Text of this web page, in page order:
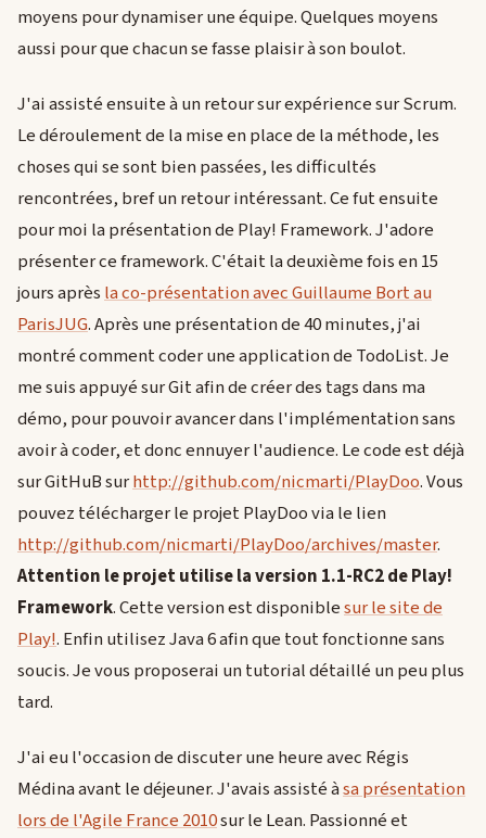
moyens pour dynamiser une équipe. Quelques moyens
aussi pour que chacun se fasse plaisir à son boulot.
J'ai assisté ensuite à un retour sur expérience sur Scrum.
Le déroulement de la mise en place de la méthode, les
choses qui se sont bien passées, les difficultés
rencontrées, bref un retour intéressant. Ce fut ensuite
pour moi la présentation de Play! Framework. J'adore
présenter ce framework. C'était la deuxième fois en 15
jours aprèsla co-présentation avec Guillaume Bort au
ParisJUG. Après une présentation de 40 minutes, j'ai
montré comment coder une application de TodoList. Je
me suis appuyé sur Git afin de créer des tags dans ma
démo, pour pouvoir avancer dans l'implémentation sans
avoir à coder, et donc ennuyer l'audience. Le code est déjà
sur GitHuB surhttp://github.com/nicmarti/PlayDoo. Vous
pouvez télécharger le projet PlayDoo via le lien
http://github.com/nicmarti/PlayDoo/archives/master.
Attention le projet utilise la version 1.1-RC2 de Play!
Framework. Cette version est disponiblesur le site de
Play!. Enfin utilisez Java 6 afin que tout fonctionne sans
soucis. Je vous proposerai un tutorial détaillé un peu plus
tard.
J'ai eu l'occasion de discuter une heure avec Régis
Médina avant le déjeuner. J'avais assisté àsa présentation
lors de l'Agile France 2010sur le Lean. Passionné et